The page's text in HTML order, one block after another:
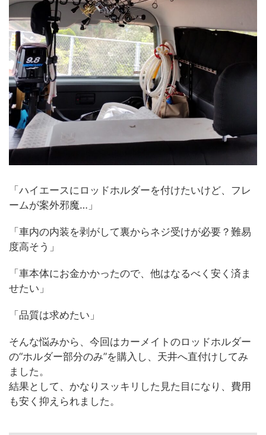
「ハイエースにロッドホルダーを付けたいけど、フレ
ームが案外邪魔…」
「車内の内装を剥がして裏からネジ受けが必要？難易
度高そう」
「車本体にお金かかったので、他はなるべく安く済ま
せたい」
「品質は求めたい」
そんな悩みから、今回はカーメイトのロッドホルダー
の“ホルダー部分のみ”を購入し、天井へ直付けしてみ
ました。
結果として、かなりスッキリした見た目になり、費用
も安く抑えられました。